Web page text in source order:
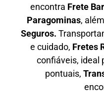
encontra Frete
Paragominas,
Seguros.
e cuidado, Fretes
confiáveis, ideal
pontuais,